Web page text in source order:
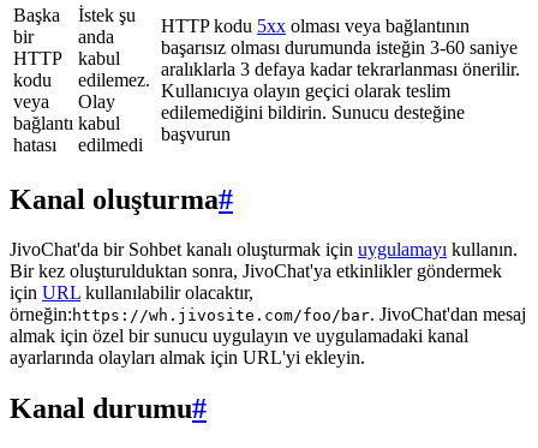
Başka
bir
HTTP
kodu
veya
bağlantı
hatası
İstek şu
anda
kabul
edilemez.
Olay
kabul
edilmedi
HTTP kodu 5xx olması veya bağlantının
başarısız olması durumunda isteğin 3-60 saniye
aralıklarla 3 defaya kadar tekrarlanması önerilir.
Kullanıcıya olayın geçici olarak teslim
edilemediğini bildirin. Sunucu desteğine
başvurun
Kanal oluşturma#
JivoChat'da bir Sohbet kanalı oluşturmak için uygulamayı kullanın.
Bir kez oluşturulduktan sonra, JivoChat'ya etkinlikler göndermek
için URL kullanılabilir olacaktır,
örneğin: https://wh.jivosite.com/foo/bar. JivoChat'dan mesaj
almak için özel bir sunucu uygulayın ve uygulamadaki kanal
ayarlarında olayları almak için URL'yi ekleyin.
Kanal durumu#